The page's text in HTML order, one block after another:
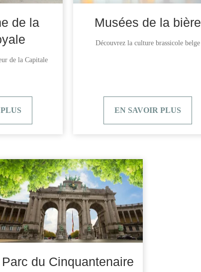
de la
de la Capitale
Musées de la bière
Découvrez la culture brassicole belge
EN SAVOIR PLUS
Parc du Cinquantenaire